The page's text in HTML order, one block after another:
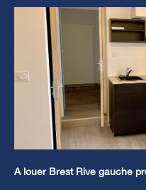
A louer Brest Rive gauche